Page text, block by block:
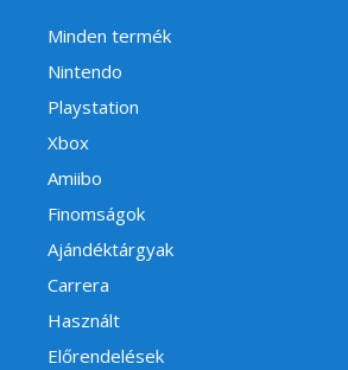
Minden termék
Nintendo
Playstation
Xbox
Amiibo
Finomságok
Ajándéktárgyak
Carrera
Használt
Előrendelések